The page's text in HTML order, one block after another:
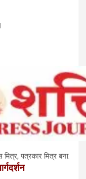
मित्र, पत्रकार मित्र बना.